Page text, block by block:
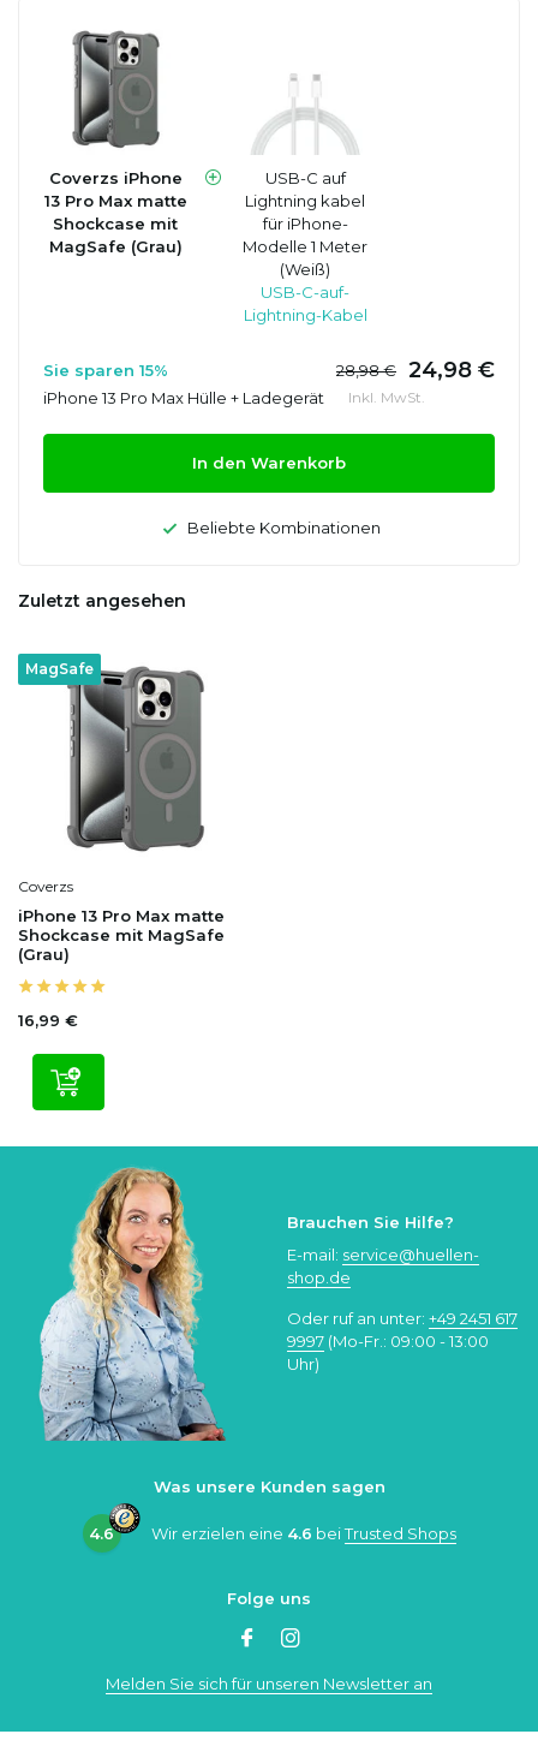
Coverzs iPhone
13 Pro Max matte
Shockcase mit
MagSafe (Grau)
USB-C auf
Lightning kabel
für iPhone-
Modelle 1 Meter
(Weiß)
USB-C-auf-
Lightning-Kabel
Sie sparen 15% 28,98 € 24,98 €
iPhone 13 Pro Max Hülle + Ladegerät Inkl. MwSt.
In den Warenkorb
Beliebte Kombinationen
Zuletzt angesehen
MagSafe
Coverzs
iPhone 13 Pro Max matte
Shockcase mit MagSafe
(Grau)
16,99 €
Brauchen Sie Hilfe?
E-mail: service@huellen-
shop.de
Oder ruf an unter: +49 2451 617
9997 (Mo-Fr.: 09:00 - 13:00
Uhr)
Was unsere Kunden sagen
4.6 Wir erzielen eine 4.6 beiTrusted Shops
Folge uns
Melden Sie sich für unseren Newsletter an